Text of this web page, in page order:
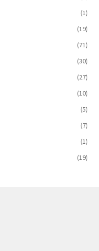
(1)
(19)
(71)
(30)
(27)
(10)
(5)
(7)
(1)
(19)